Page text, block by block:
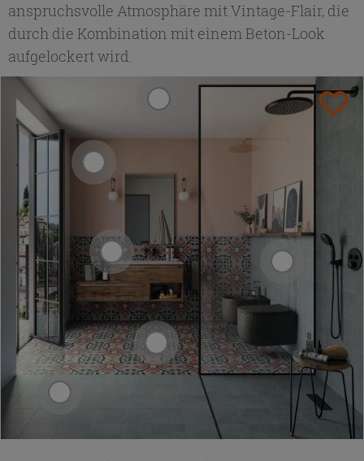
anspruchsvolle Atmosphäre mit Vintage-Flair, die
durch die Kombination mit einem Beton-Look
aufgelockert wird.